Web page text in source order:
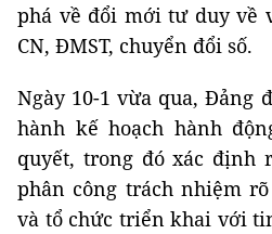
phá về đổi mới tư duy về
CN, ĐMST, chuyển đổi số.
Ngày 10-1 vừa qua, Đảng
hành kế hoạch hành
quyết, trong đó xác định
phân công trách nhiệm
và tổ chức triển khai với